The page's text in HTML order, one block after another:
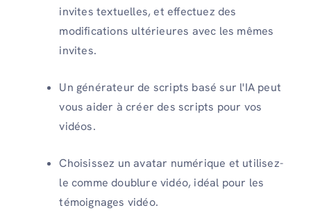
invites textuelles, et effectuez des
modifications ultérieures avec les mêmes
invites.
Un générateur de scripts basé sur l'IA peut
vous aider à créer des scripts pour vos
vidéos.
Choisissez un avatar numérique et utilisez-
le comme doublure vidéo, idéal pour les
témoignages vidéo.